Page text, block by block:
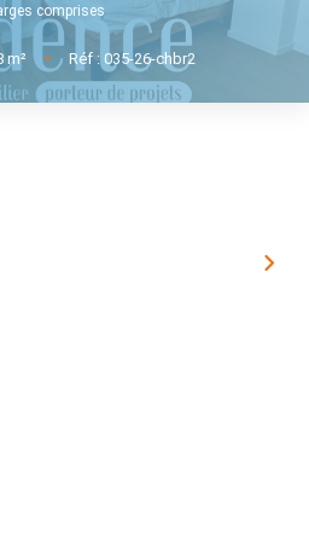
AGENCE
comprises
m² • Réf : 035-26-chbr2